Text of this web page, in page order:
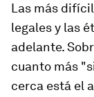
Las más
legales y las
adelante.
cuanto más
cerca está el